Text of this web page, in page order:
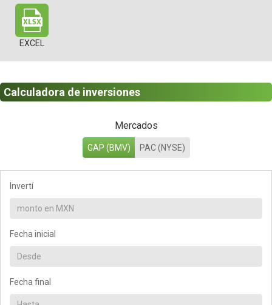
EXCEL
Calculadora de inversiones
Mercados
GAP (BMV) PAC (NYSE)
Invertí
Fecha inicial
Fecha final